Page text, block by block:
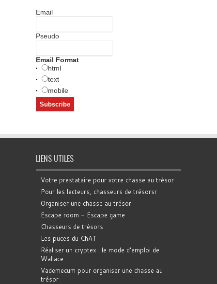
Email
Pseudo
Email Format
html
text
mobile
LIENS UTILES
Votre prestataire pour votre chasse au trésor
Pour les lecteurs, chasseurs de trésorsr
Organiser une chasse au trésor
Escape room - Escape game
Chasseurs de trésors
Les puces du ChAT
Réaliser un cryptex : le mode d'emploi de
Wallace
Vademecum pour organiser une chasse au
trésor